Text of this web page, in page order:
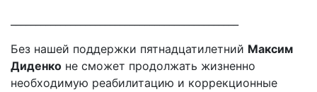
Без нашей поддержки пятнадцатилетний Максим
Диденко не сможет продолжать жизненно
необходимую реабилитацию и коррекционные